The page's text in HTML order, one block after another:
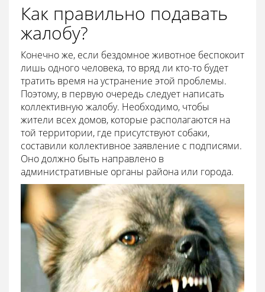
Как правильно подавать
жалобу?
Конечно же, если бездомное животное беспокоит
лишь одного человека, то вряд ли кто-то будет
тратить время на устранение этой проблемы.
Поэтому, в первую очередь следует написать
коллективную жалобу. Необходимо, чтобы
жители всех домов, которые располагаются на
той территории, где присутствуют собаки,
составили коллективное заявление с подписями.
Оно должно быть направлено в
административные органы района или города.